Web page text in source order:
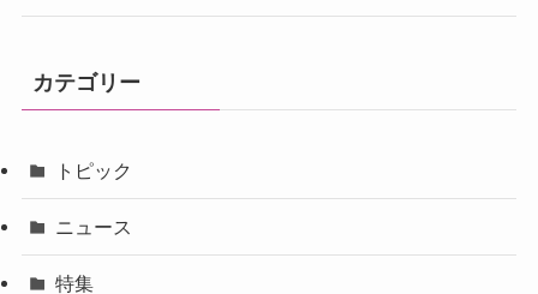
カテゴリー
トピック
ニュース
特集